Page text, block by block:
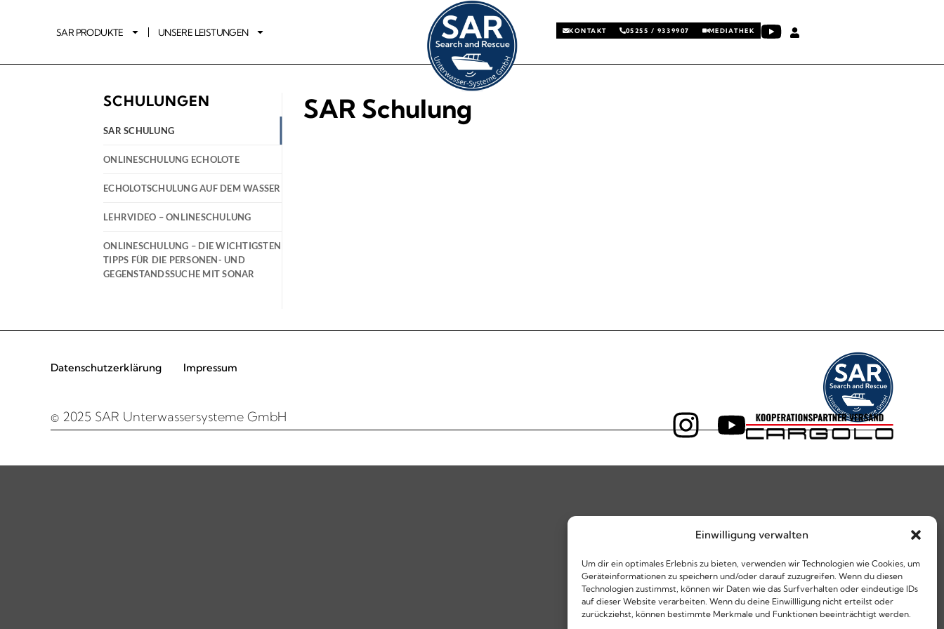
Einwilligung verwalten
Um dir ein optimales Erlebnis zu bieten, verwenden wir Technologien wie Cookies, um
Geräteinformationen zu speichern und/oder darauf zuzugreifen. Wenn du diesen
Technologien zustimmst, können wir Daten wie das Surfverhalten oder eindeutige IDs
auf dieser Website verarbeiten. Wenn du deine Einwillligung nicht erteilst oder
zurückziehst, können bestimmte Merkmale und Funktionen beeinträchtigt werden.
SAR PRODUKTE UNSERE LEISTUNGEN KONTAKT 05255 / 9339907 MEDIATHEK
SCHULUNGEN
SAR SCHULUNG
ONLINESCHULUNG ECHOLOTE
ECHOLOTSCHULUNG AUF DEM WASSER
LEHRVIDEO – ONLINESCHULUNG
ONLINESCHULUNG – DIE WICHTIGSTEN
TIPPS FÜR DIE PERSONEN- UND
GEGENSTANDSSUCHE MIT SONAR
SAR Schulung
Datenschutzerklärung Impressum
© 2025 SAR Unterwassersysteme GmbH